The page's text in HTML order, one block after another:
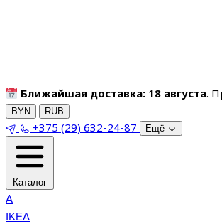
Ближайшая доставка: 18 августа.
BYN RUB
+375 (29) 632-24-87 Ещё
Каталог
A
IKEA